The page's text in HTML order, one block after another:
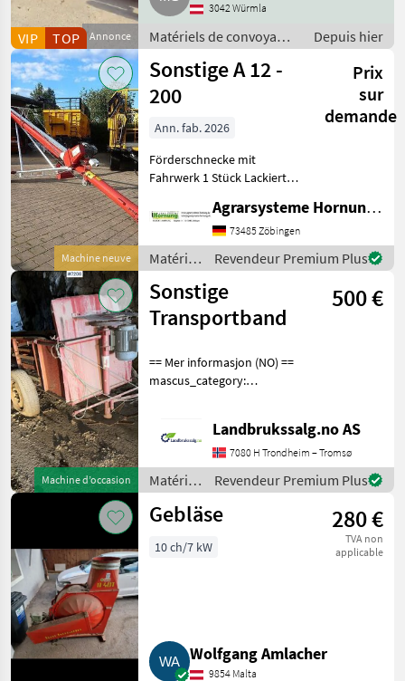
Annonce
VIP TOP
3042 Würmla
Matériels de convoyage
/ Souffleries
Depuis hier
Machine neuve
Sonstige A 12 -
200
Prix
sur
demande
Ann. fab. 2026
Förderschnecke mit
Fahrwerk 1 Stück Lackierte
12.30 m – Durchmesser 200
mm - Leistung 50 t
Agrarsysteme Hornung GmbH & Co. KG
73485 Zöbingen
Matériels
de
convoyage
/
Sonstige
Revendeur Premium Plus
Machine d’occasion
Sonstige
Transportband
500 €
== Mer informasjon (NO) ==
mascus_category:
upon request: 7206 See
en.landbrukssalg.no/7206
for more images Beskri
Landbrukssalg.no AS
7080 H Trondheim – Tromsø
Matériels
de
convoyage
Sonstige
Revendeur Premium Plus
Gebläse 280 €
TVA non
applicable
10 ch/7 kW
Wolfgang Amlacher
9854 Malta